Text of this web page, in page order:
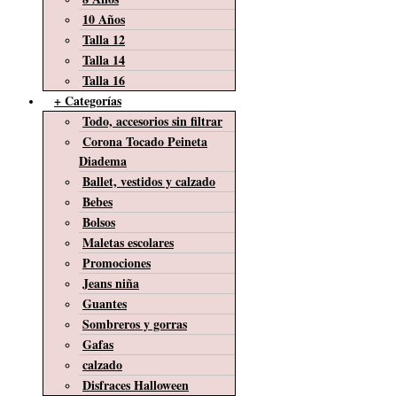
10 Años
Talla 12
Talla 14
Talla 16
+ Categorías
Todo, accesorios sin filtrar
Corona Tocado Peineta
Diadema
Ballet, vestidos y calzado
Bebes
Bolsos
Maletas escolares
Promociones
Jeans niña
Guantes
Sombreros y gorras
Gafas
calzado
Disfraces Halloween